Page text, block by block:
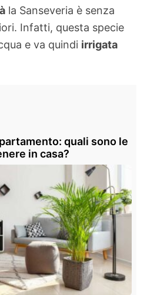
la Sanseveria è senza
Infatti, questa specie
e va quindi irrigata
quali sono le
in casa?